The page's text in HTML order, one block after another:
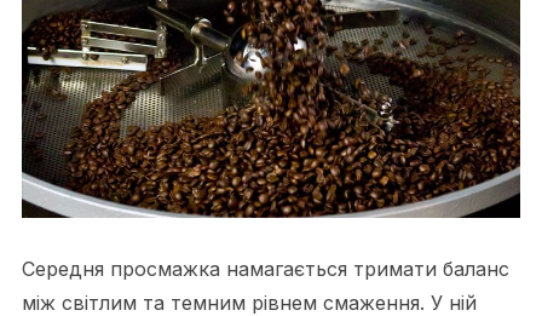
Середня просмажка намагається тримати баланс
між світлим та темним рівнем смаження. У ній